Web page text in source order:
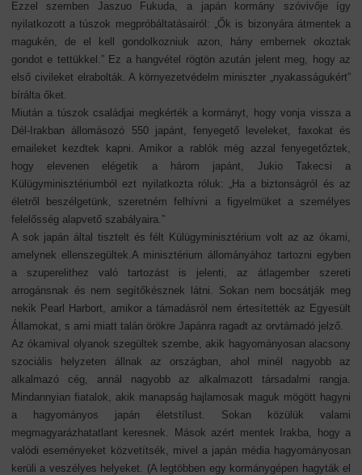
Ezzel szemben Jaszuo Fukuda, a japán kormány szóvivője így
nyilatkozott a túszok megpróbáltatásairól: „Ők is bizonyára átmentek a
magukén, de el kell gondolkozniuk azon, hány embernek okoztak
gondot e tettükkel.” Ez a hangvétel rögtön azután jelent meg, hogy az
első civileket elrabolták. A környezetvédelm miniszter „nyakasságukért”
bírálta őket.
Miután a túszok családjai megkérték a kormányt, hogy vonja vissza a
Dél-Irakban állomásozó 550 japánt, fenyegető leveleket, faxokat és
emaileket kezdtek kapni. Amikor a rablók még azzal fenyegetőztek,
hogy elevenen elégetik a három japánt, Jukio Takecsi a
Külügyminisztériumból ezt nyilatkozta róluk: „Ha a biztonságról és az
életről beszélgetünk, szeretném felhívni a figyelmüket a személyes
felelősség alapvető szabályaira.”
A sok japán által tisztelt és félt Külügyminisztérium volt az az ókami,
amelynek ellenszegültek.A minisztérium állományához tartozni egyben
a szuperelithez való tartozást is jelenti, az átlagember szereti
arrogánsnak és nem segítőkésznek látni. Sokan nem bocsátják meg
nekik Pearl Harbort, amikor a támadásról nem értesítették az Egyesült
Államokat, s ami miatt talán örökre Japánra ragadt az orvtámadó jelző.
Az ókamival olyanok szegültek szembe, akik hagyományosan alacsony
szociális helyzeten állnak az országban, ahol minél nagyobb az
alkalmazó cég, annál nagyobb az alkalmazott társadalmi rangja.
Mindannyian fiatalok, akik manapság hajlamosak maguk mögött hagyni
a hagyományos japán életstílust. Sokan közülük valami
megmagyarázhatatlant keresnek. Mások azért mentek Irakba, hogy a
valódi eseményeket közvetítsék, mivel a japán média hagyományosan
kerüli a veszélyes helyeket. (A legtöbben egy kormánygépen hagyták el